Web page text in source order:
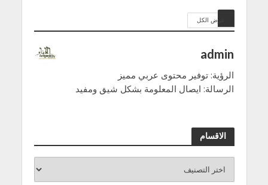
عرض الكل
admin
الرؤية: توفير محتوى عربي مميز
الرسالة: ايصال المعلومة بشكل شيق ومفيد
الاقسام